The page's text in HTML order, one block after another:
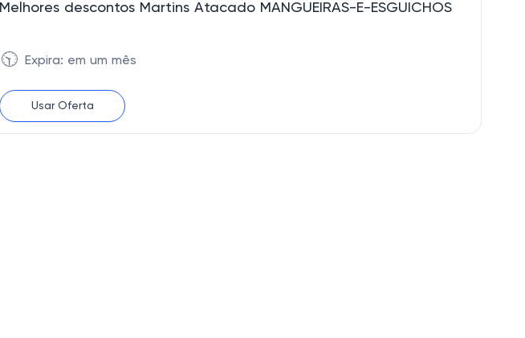
Melhores descontos Martins Atacado MANGUEIRAS-E-ESGUICHOS
🕥 Expira: em um mês
Usar Oferta